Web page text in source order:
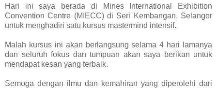
Hari ini saya berada di Mines International Exhibition
Convention Centre (MIECC) di Seri Kembangan, Selangor
untuk menghadiri satu kursus mastermind intensif.
Malah kursus ini akan berlangsung selama 4 hari lamanya
dan seluruh fokus dan tumpuan akan saya berikan untuk
mendapat kesan yang terbaik.
Semoga dengan ilmu dan kemahiran yang diperolehi dari